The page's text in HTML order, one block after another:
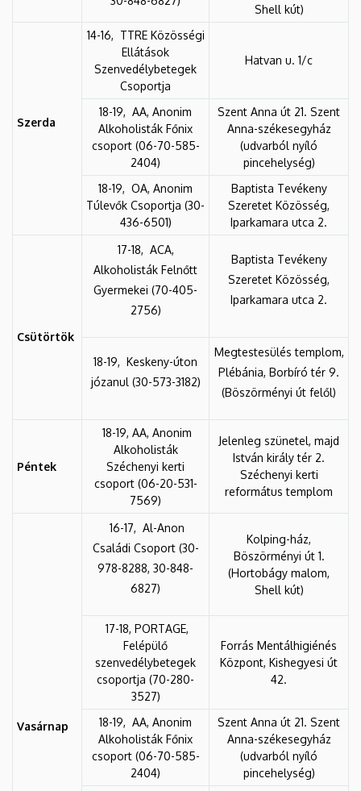
Shell kút)
Szerda
14-16, TTRE Közösségi
Ellátások
Szenvedélybetegek
Csoportja
Hatvan u. 1/c
18-19, AA, Anonim
Alkoholisták Főnix
csoport (06-70-585-
2404)
Szent Anna út 21. Szent
Anna-székesegyház
(udvarból nyíló
pincehelység)
18-19, OA, Anonim
Túlevők Csoportja (30-
436-6501)
Baptista Tevékeny
Szeretet Közösség,
Iparkamara utca 2.
Csütörtök
17-18, ACA,
Alkoholisták Felnőtt
Gyermekei (70-405-
2756)
Baptista Tevékeny
Szeretet Közösség,
Iparkamara utca 2.
18-19, Keskeny-úton
józanul (30-573-3182)
Megtestesülés templom,
Plébánia, Borbíró tér 9.
(Böszörményi út felől)
Péntek
18-19, AA, Anonim
Alkoholisták
Széchenyi kerti
csoport (06-20-531-
7569)
Jelenleg szünetel, majd
István király tér 2.
Széchenyi kerti
református templom
Vasárnap
16-17, Al-Anon
Családi Csoport (30-
978-8288, 30-848-
6827)
Kolping-ház,
Böszörményi út 1.
(Hortobágy malom,
Shell kút)
17-18, PORTAGE,
Felépülő
szenvedélybetegek
csoportja (70-280-
3527)
Forrás Mentálhigiénés
Központ, Kishegyesi út
42.
18-19, AA, Anonim
Alkoholisták Főnix
csoport (06-70-585-
2404)
Szent Anna út 21. Szent
Anna-székesegyház
(udvarból nyíló
pincehelység)